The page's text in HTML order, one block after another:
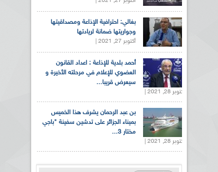
بغالي: احترافية الإذاعة ومصداقيتها
وجواريتها ضمانة لريادتها
أكتوبر 27, 2021 |
أحمد بلدية للإذاعة : اعداد القانون
العضوي للإعلام في مرحلته الأخيرة و
سيعرض قريبا...
أكتوبر 28, 2021 |
بن عبد الرحمان يشرف هذا الخميس
بميناء الجزائر على تدشين سفينة "باجي
مختار 3...
أكتوبر 28, 2021 |